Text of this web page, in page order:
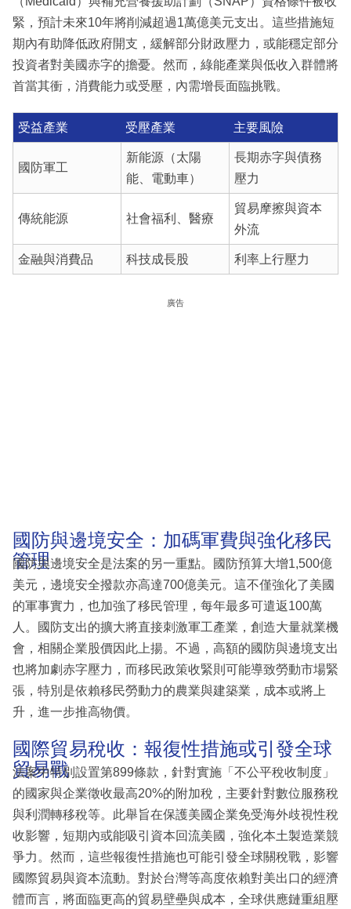
緊，預計未來10年將削減超過1萬億美元支出。這些措施短
期內有助降低政府開支，緩解部分財政壓力，或能穩定部分
投資者對美國赤字的擔憂。然而，綠能產業與低收入群體將
首當其衝，消費能力或受壓，內需增長面臨挑戰。
受益產業 受壓產業 主要風險
國防軍工
新能源（太陽
能、電動車）
長期赤字與債務
壓力
傳統能源 社會福利、醫療
貿易摩擦與資本
外流
金融與消費品 科技成長股 利率上行壓力
廣告
國防與邊境安全：加碼軍費與強化移民
管理
國防與邊境安全是法案的另一重點。國防預算大增1,500億
美元，邊境安全撥款亦高達700億美元。這不僅強化了美國
的軍事實力，也加強了移民管理，每年最多可遣返100萬
人。國防支出的擴大將直接刺激軍工產業，創造大量就業機
會，相關企業股價因此上揚。不過，高額的國防與邊境支出
也將加劇赤字壓力，而移民政策收緊則可能導致勞動市場緊
張，特別是依賴移民勞動力的農業與建築業，成本或將上
升，進一步推高物價。
國際貿易稅收：報復性措施或引發全球
貿易戰
法案中特別設置第899條款，針對實施「不公平稅收制度」
的國家與企業徵收最高20%的附加稅，主要針對數位服務稅
與利潤轉移稅等。此舉旨在保護美國企業免受海外歧視性稅
收影響，短期內或能吸引資本回流美國，強化本土製造業競
爭力。然而，這些報復性措施也可能引發全球關稅戰，影響
國際貿易與資本流動。對於台灣等高度依賴對美出口的經濟
體而言，將面臨更高的貿易壁壘與成本，全球供應鏈重組壓